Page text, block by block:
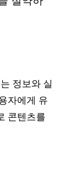
정보와 실
자에게 유
콘텐츠를